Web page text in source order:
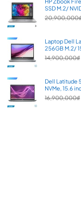
SSD M.2/
20,900,000
Laptop Dell
256GB M.2/
14,900,000₫
Dell Latitude
NVMe, 15.6
16,900,000₫